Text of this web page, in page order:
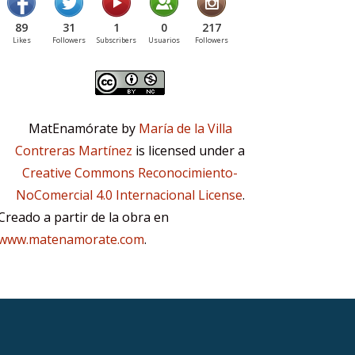
89
Likes
31
Followers
1
Subscribers
0
Usuarios
217
Followers
MatEnamórate by María de la Villa
Contreras Martínez is licensed under a
Creative Commons Reconocimiento-
NoComercial 4.0 Internacional License.
a partir de la obra en
.